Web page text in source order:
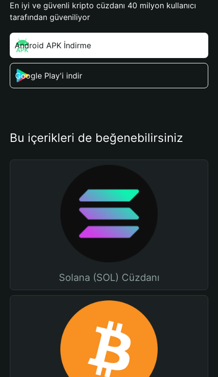
En iyi ve güvenli kripto cüzdanı 40 milyon kullanıcı
tarafından güveniliyor
Android APK İndirme
Google Play'i indir
Bu içerikleri de beğenebilirsiniz
Solana (SOL) Cüzdanı